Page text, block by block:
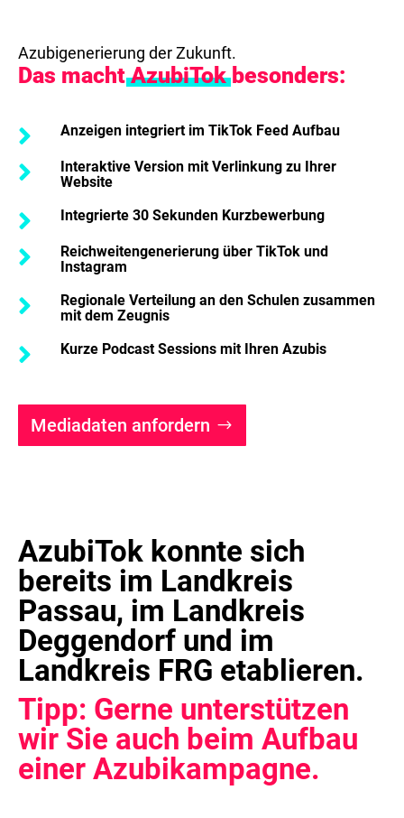
Azubigenerierung der Zukunft.
Das machtAzubiTokbesonders:
 Anzeigen integriert im TikTok Feed Aufbau

Interaktive Version mit Verlinkung zu Ihrer
Website
 Integrierte 30 Sekunden Kurzbewerbung

Reichweitengenerierung über TikTok und
Instagram

Regionale Verteilung an den Schulen zusammen
mit dem Zeugnis
 Kurze Podcast Sessions mit Ihren Azubis
Mediadaten anfordern
AzubiTok konnte sich
bereits im Landkreis
Passau, im Landkreis
Deggendorf und im
Landkreis FRG etablieren.
Tipp: Gerne unterstützen
wir Sie auch beim Aufbau
einer Azubikampagne.